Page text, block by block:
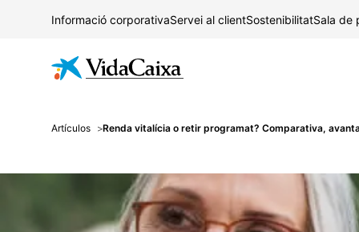
Informació corporativaServei al clientSostenibilitatSala de
Artículos Renda vitalícia o retir programat? Comparativa,